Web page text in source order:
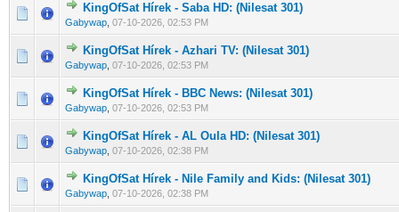
KingOfSat Hírek - Saba HD: (Nilesat 301)
Gabywap 07-10-2026, 02:53 PM
0 Szavazat - 0 / 5 átlagban
12345
KingOfSat Hírek - Azhari TV: (Nilesat 301)
Gabywap 07-10-2026, 02:53 PM
0 Szavazat - 0 / 5 átlagban
123 4 5
KingOfSat Hírek - BBC News: (Nilesat 301)
Gabywap 07-10-2026, 02:53 PM
0 Szavazat - 0 / 5 átlagban
12 345
KingOfSat Hírek - AL Oula HD: (Nilesat 301)
Gabywap 07-10-2026, 02:38 PM
0 Szavazat - 0 / 5 átlagban
1 2345
KingOfSat Hírek - Nile Family and Kids: (Nilesat 301)
Gabywap 07-10-2026, 02:38 PM
0 Szavazat - 0 / 5 átlagban
12 3 45